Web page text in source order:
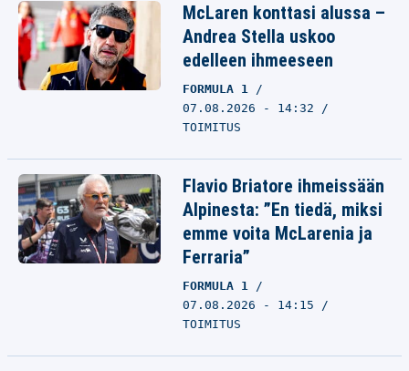
McLaren konttasi alussa –
Andrea Stella uskoo
edelleen ihmeeseen
FORMULA 1
07.08.2026 - 14:32
TOIMITUS
Flavio Briatore ihmeissään
Alpinesta: ”En tiedä, miksi
emme voita McLarenia ja
Ferraria”
FORMULA 1
07.08.2026 - 14:15
TOIMITUS